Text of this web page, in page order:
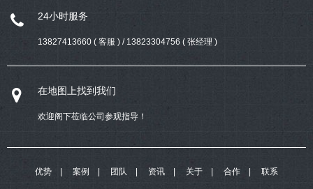
24小时服务
13827413660 ( 客服 ) / 13823304756 ( 张经理 )
在地图上找到我们
欢迎阁下莅临公司参观指导！
优势 案例 团队 资讯 关于 合作 联系